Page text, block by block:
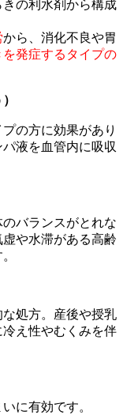
の利水剤から構成
から、消化不良や胃
を発症するタイプの
の方に効果があり
液を血管内に吸収
バランスがとれな
や水滞がある高齢
処方。産後や授乳
え性やむくみを伴
に有効です。